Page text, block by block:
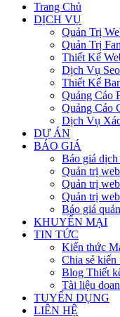
Trang Chủ
DỊCH VỤ
Quản Trị
Quản Trị
Thiết Kế
Dịch Vụ
Thiết Kế
Quảng Cáo
Quảng Cáo
Dịch Vụ
DỰ ÁN
BÁO GIÁ
Báo giá dịch
Quản trị
Quản trị
Quản trị
Báo giá
KHUYẾN MẠI
TIN TỨC
Kiến thức
Chia sẻ kiến
Blog Thiết
Tài liệu
TUYỂN DỤNG
LIÊN HỆ